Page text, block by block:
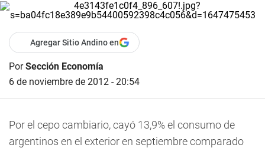
Agregar Sitio Andino en
PorSección Economía
6 de noviembre de 2012 - 20:54
Por el cepo cambiario, cayó 13,9% el consumo de
argentinos en el exterior en septiembre comparado